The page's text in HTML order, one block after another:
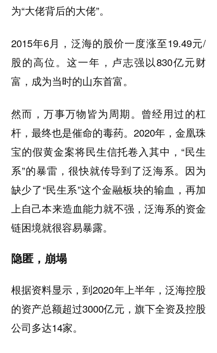
为“大佬背后的大佬”。
2015年6月，泛海的股价一度涨至19.49元/
股的高位。这一年，卢志强以830亿元财
富，成为当时的山东首富。
然而，万事万物皆为周期。曾经用过的杠
杆，最终也是催命的毒药。2020年，金凰珠
宝的假黄金案将民生信托卷入其中，“民生
系”的暴雷，很快就传导到了泛海系。因为
缺少了“民生系”这个金融板块的输血，再加
上自己本来造血能力就不强，泛海系的资金
链困境就很容易暴露。
隐匿，崩塌
根据资料显示，到2020年上半年，泛海控股
的资产总额超过3000亿元，旗下全资及控股
公司多达14家。